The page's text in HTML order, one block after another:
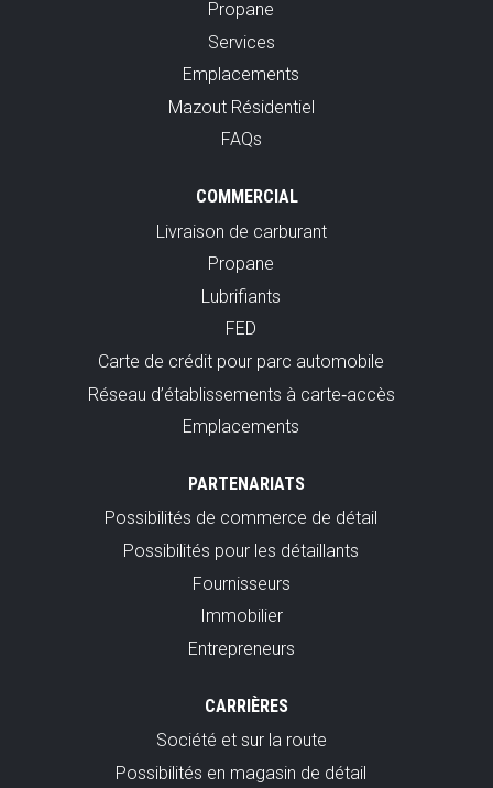
Propane
Services
Emplacements
Mazout Résidentiel
FAQs
COMMERCIAL
Livraison de carburant
Propane
Lubrifiants
FED
Carte de crédit pour parc automobile
Réseau d’établissements à carte‑accès
Emplacements
PARTENARIATS
Possibilités de commerce de détail
Possibilités pour les détaillants
Fournisseurs
Immobilier
Entrepreneurs
CARRIÈRES
Société et sur la route
Possibilités en magasin de détail